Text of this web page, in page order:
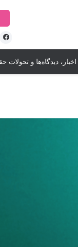
اخبار، دیدگاه‌ها و تحولات